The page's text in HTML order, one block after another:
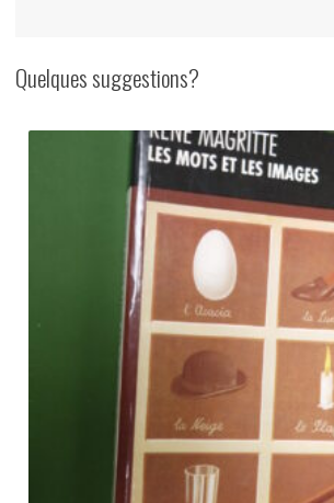
Quelques suggestions?